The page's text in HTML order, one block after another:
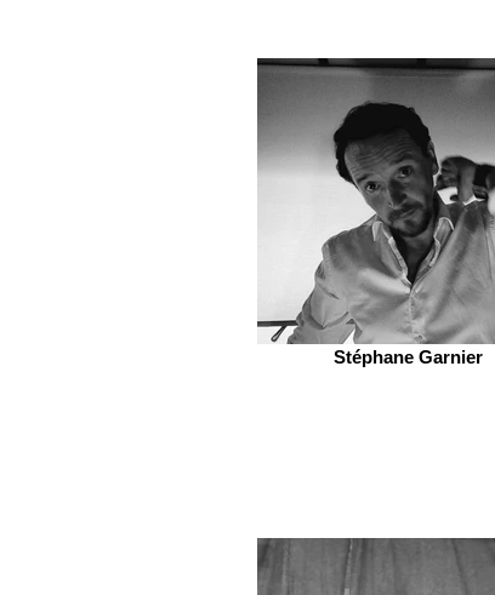
Stéphane Garnier